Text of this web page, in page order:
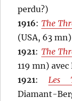
perdu?)
1916:The
(USA, 63
1921: The
119 mn)
1921:Les
Diamant-